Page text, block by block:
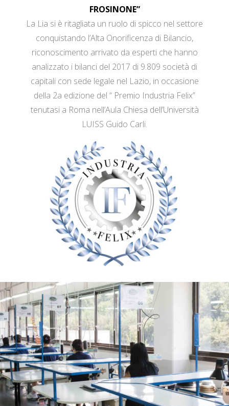
FROSINONE”
La Lia si è ritagliata un ruolo di spicco nel settore
conquistando l’Alta Onorificenza di Bilancio,
riconoscimento arrivato da esperti che hanno
analizzato i bilanci del 2017 di 9.809 società di
capitali con sede legale nel Lazio, in occasione
della 2a edizione del “ Premio Industria Felix”
tenutasi a Roma nell’Aula Chiesa dell’Università
LUISS Guido Carli.